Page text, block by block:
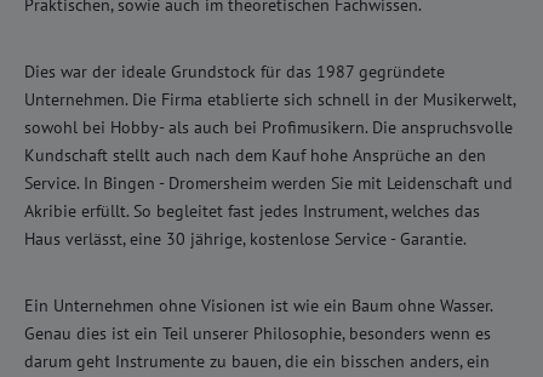
Praktischen, sowie auch im theoretischen Fachwissen.
Dies war der ideale Grundstock für das 1987 gegründete
Unternehmen. Die Firma etablierte sich schnell in der Musikerwelt,
sowohl bei Hobby- als auch bei Profimusikern. Die anspruchsvolle
Kundschaft stellt auch nach dem Kauf hohe Ansprüche an den
Service. In Bingen - Dromersheim werden Sie mit Leidenschaft und
Akribie erfüllt. So begleitet fast jedes Instrument, welches das
Haus verlässt, eine 30 jährige, kostenlose Service - Garantie.
Ein Unternehmen ohne Visionen ist wie ein Baum ohne Wasser.
Genau dies ist ein Teil unserer Philosophie, besonders wenn es
darum geht Instrumente zu bauen, die ein bisschen anders, ein